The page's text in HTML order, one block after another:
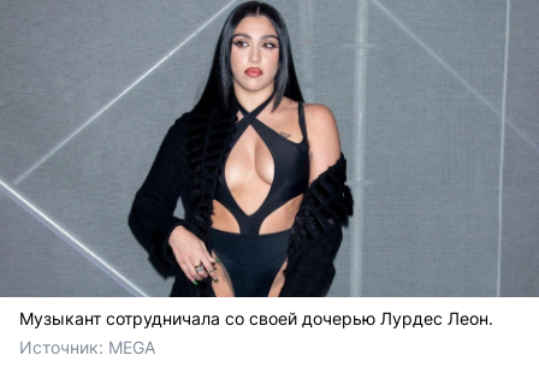
Музыкант сотрудничала со своей дочерью Лурдес Леон.
Источник: MEGA